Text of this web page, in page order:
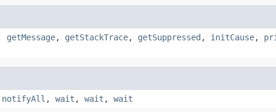
getMessage, getStackTrace, getSuppressed , initCause,
notifyAll , wait , wait , wait